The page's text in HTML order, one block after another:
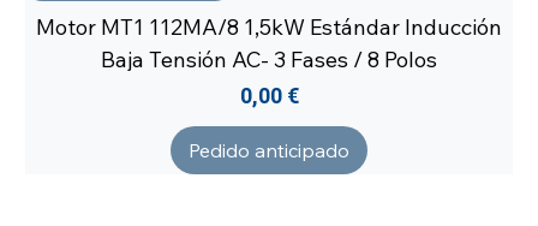
Motor MT1 112MA/8 1,5kW Estándar Inducción
Baja Tensión AC- 3 Fases / 8 Polos
Precio
0,00 €
Pedido anticipado